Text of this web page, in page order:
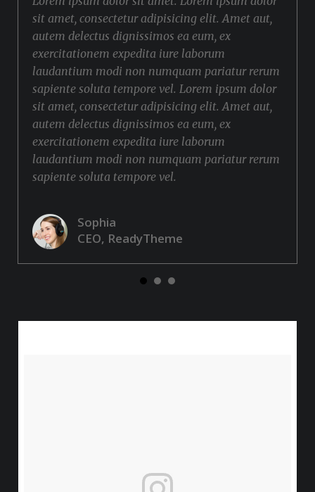
sit amet, consectetur adipisicing elit. Amet aut,
autem delectus dignissimos ea eum, ex
exercitationem expedita iure laborum
laudantium modi non numquam pariatur rerum
sapiente soluta tempore vel. Lorem ipsum dolor
sit amet, consectetur adipisicing elit. Amet aut,
autem delectus dignissimos ea eum, ex
exercitationem expedita iure laborum
laudantium modi non numquam pariatur rerum
sapiente soluta tempore vel.
Sophia
CEO, ReadyTheme